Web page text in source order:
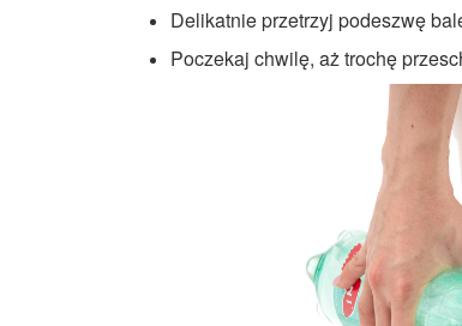
Delikatnie przetrzyj podeszwę
Poczekaj chwilę, aż trochę